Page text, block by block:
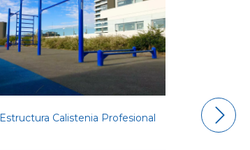
Estructura Calistenia Profesional